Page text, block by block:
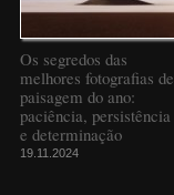
Os segredos das
melhores fotografias de
paisagem do ano:
paciência, persistência
e determinação
19.11.2024